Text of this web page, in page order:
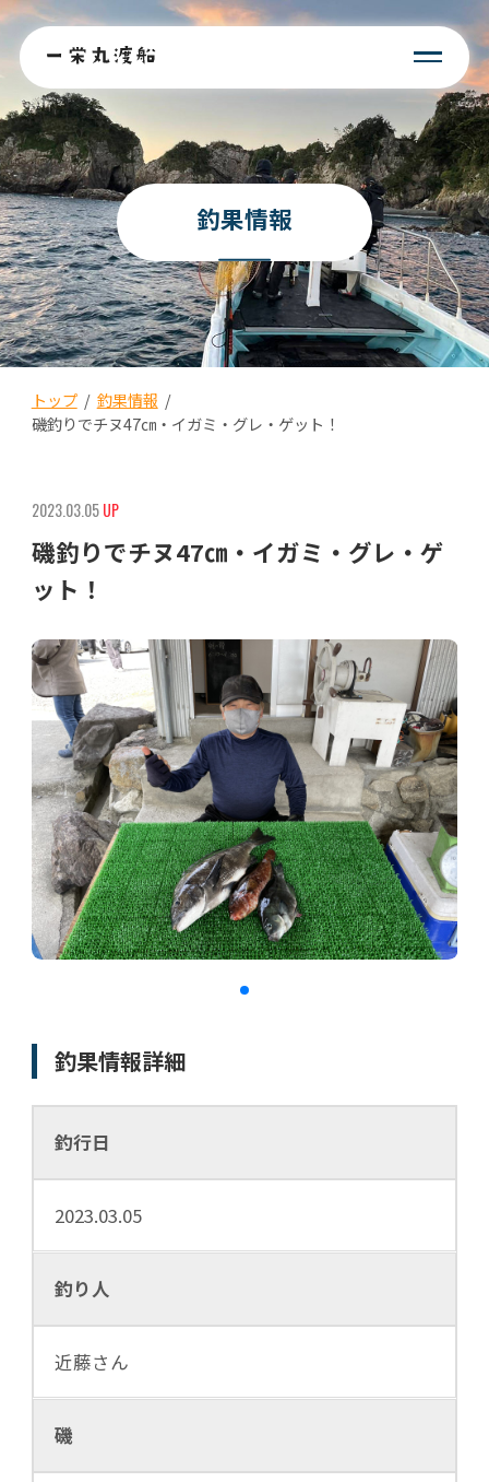
釣果情報
トップ/ 釣果情報 /
磯釣りでチヌ47㎝・イガミ・グレ・ゲット！
2023.03.05UP
磯釣りでチヌ47㎝・イガミ・グレ・ゲ
ット！
釣果情報詳細
釣行日
2023.03.05
釣り人
近藤さん
磯